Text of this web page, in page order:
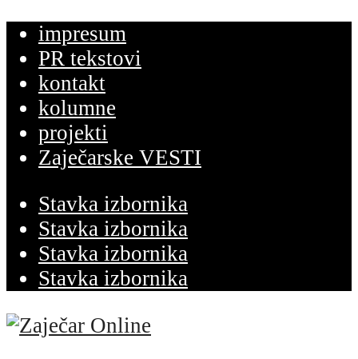
impresum
PR tekstovi
kontakt
kolumne
projekti
Zaječarske VESTI
Stavka izbornika
Stavka izbornika
Stavka izbornika
Stavka izbornika